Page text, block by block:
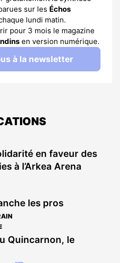
sur les Échos
lundi matin.
pour 3 mois le magazine
en version numérique.
à la newsletter
en faveur des
à l’Arkea Arena
les pros
Quincarnon, le